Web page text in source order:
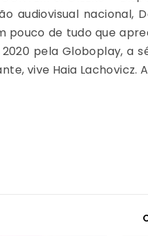
audiovisual nacional,
pouco de tudo que
pela Globoplay, a
vive Haia Lachovicz.